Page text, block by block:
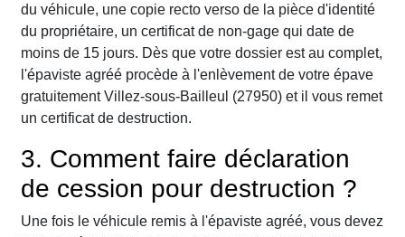
du véhicule, une copie recto verso de la pièce d'identité
du propriétaire, un certificat de non-gage qui date de
moins de 15 jours. Dès que votre dossier est au complet,
l'épaviste agréé procède à l'enlèvement de votre épave
gratuitement Villez-sous-Bailleul (27950) et il vous remet
un certificat de destruction.
3. Comment faire déclaration
de cession pour destruction ?
Une fois le véhicule remis à l'épaviste agréé, vous devez